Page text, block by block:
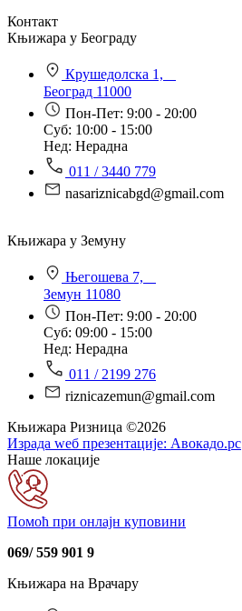
Контакт
Књижара у Београду
Крушедолска 1,
Београд 11000
Пон-Пет: 9:00 - 20:00
Суб: 10:00 - 15:00
Нед: Нерадна
011 / 3440 779
nasariznicabgd@gmail.com
Књижара у Земуну
Његошева 7,
Земун 11080
Пон-Пет: 9:00 - 20:00
Суб: 09:00 - 15:00
Нед: Нерадна
011 / 2199 276
riznicazemun@gmail.com
Књижара Ризница ©️2026
Израда wеб презентације: Авокадо.рс
Наше локације
Помоћ при онлајн куповини
069/ 559 901 9
Књижара на Врачару